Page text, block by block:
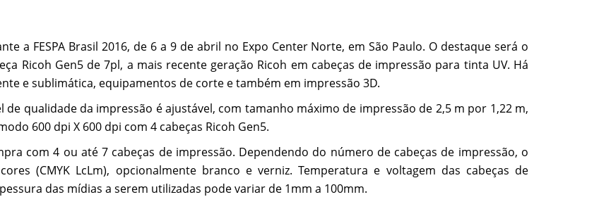
a FESPA Brasil 2016, de 6 a 9 de abril no Expo Center Norte, em São Paulo. O destaque será o
Ricoh Gen5 de 7pl, a mais recente geração Ricoh em cabeças de impressão para tinta UV. Há
e sublimática, equipamentos de corte e também em impressão 3D.
de qualidade da impressão é ajustável, com tamanho máximo de impressão de 2,5 m por 1,22 m,
600 dpi X 600 dpi com 4 cabeças Ricoh Gen5.
com 4 ou até 7 cabeças de impressão. Dependendo do número de cabeças de impressão, o
(CMYK LcLm), opcionalmente branco e verniz. Temperatura e voltagem das cabeças de
das mídias a serem utilizadas pode variar de 1mm a 100mm.